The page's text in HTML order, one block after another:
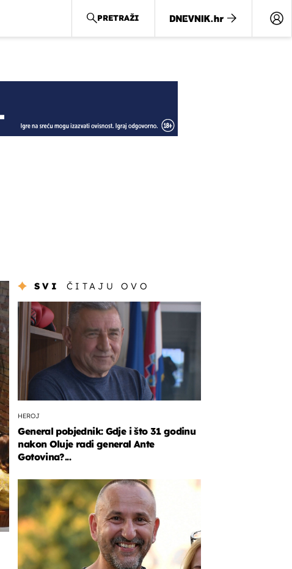
PRETRAŽI
SVI ČITAJU OVO
HEROJ
General pobjednik: Gdje i što 31 godinu
nakon Oluje radi general Ante
Gotovina?...